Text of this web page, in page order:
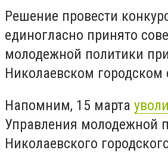
Решение провести
единогласно принято
молодежной политики при
Николаевском городском
Напомним, 15 марта
Управления молодежной
Николаевского